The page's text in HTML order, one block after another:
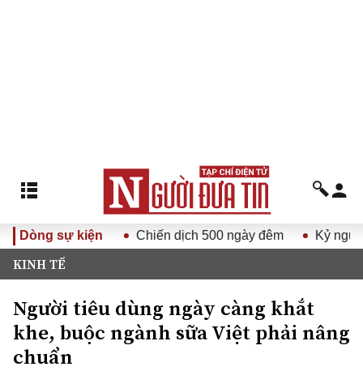
Dòng sự kiện
thứ XV Chiến dịch 500 ngày đêm Kỷ nguyên
KINH TẾ
Người tiêu dùng ngày càng khắt
khe, buộc ngành sữa Việt phải nâng
chuẩn